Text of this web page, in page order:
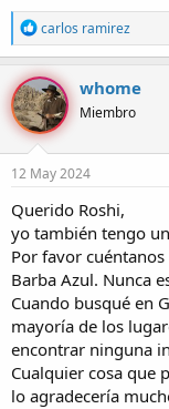
R
e
a
c
c
i
o
n
e
:
carlos ramirez
whome
Miembro
12 May 2024
Querido Roshi,
yo también tengo
Por favor
Barba Azul. Nunca
Cuando busqué en
mayoría de los
encontrar ninguna
Cualquier cosa que
lo agradecería